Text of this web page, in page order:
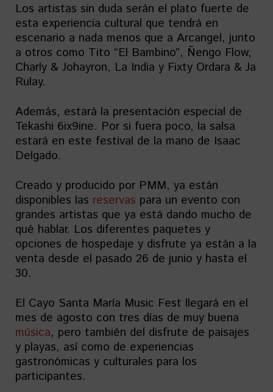
Los artistas sin duda serán el plato fuerte de
esta experiencia cultural que tendrá en
escenario a nada menos que a Arcangel, junto
a otros como Tito “El Bambino”, Ñengo Flow,
Charly & Johayron, La India y Fixty Ordara & Ja
Rulay.
Además, estará la presentación especial de
Tekashi 6ix9ine. Por si fuera poco, la salsa
estará en este festival de la mano de Isaac
Delgado.
Creado y producido por PMM, ya están
disponibles las reservas para un evento con
grandes artistas que ya está dando mucho de
qué hablar. Los diferentes paquetes y
opciones de hospedaje y disfrute ya están a la
venta desde el pasado 26 de junio y hasta el
30.
El Cayo Santa María Music Fest llegará en el
mes de agosto con tres días de muy buena
música, pero también del disfrute de paisajes
y playas, así como de experiencias
gastronómicas y culturales para los
participantes.